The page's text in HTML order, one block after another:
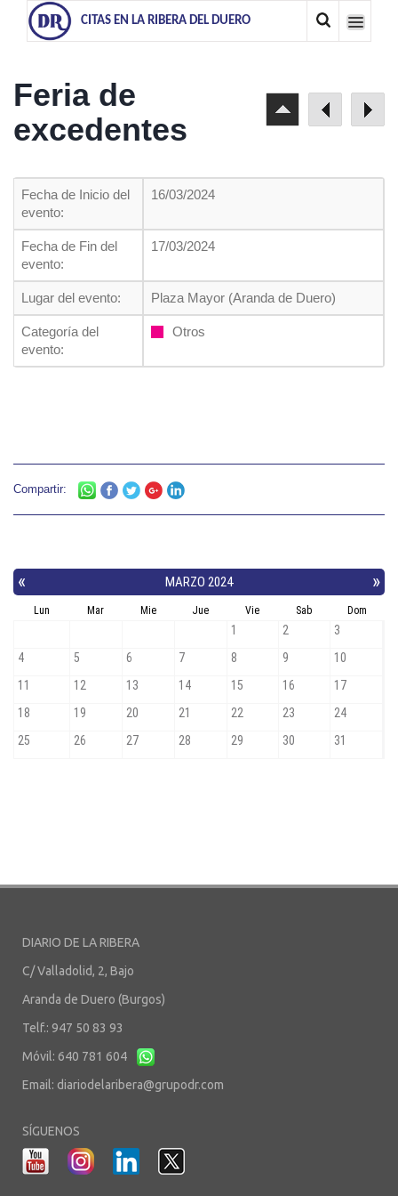
CITAS EN LA RIBERA DEL DUERO
Feria de
excedentes
Fecha de Inicio del
evento:
16/03/2024
Fecha de Fin del
evento:
17/03/2024
Lugar del evento: Plaza Mayor (Aranda de Duero)
Categoría del
evento:
Otros
Compartir:
DIARIO DE LA RIBERA
C/ Valladolid, 2, Bajo
Aranda de Duero (Burgos)
Telf.: 947 50 83 93
Móvil: 640 781 604
Email: diariodelaribera@grupodr.com
SÍGUENOS